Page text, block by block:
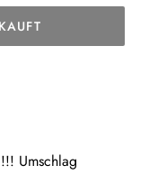
Umschlag